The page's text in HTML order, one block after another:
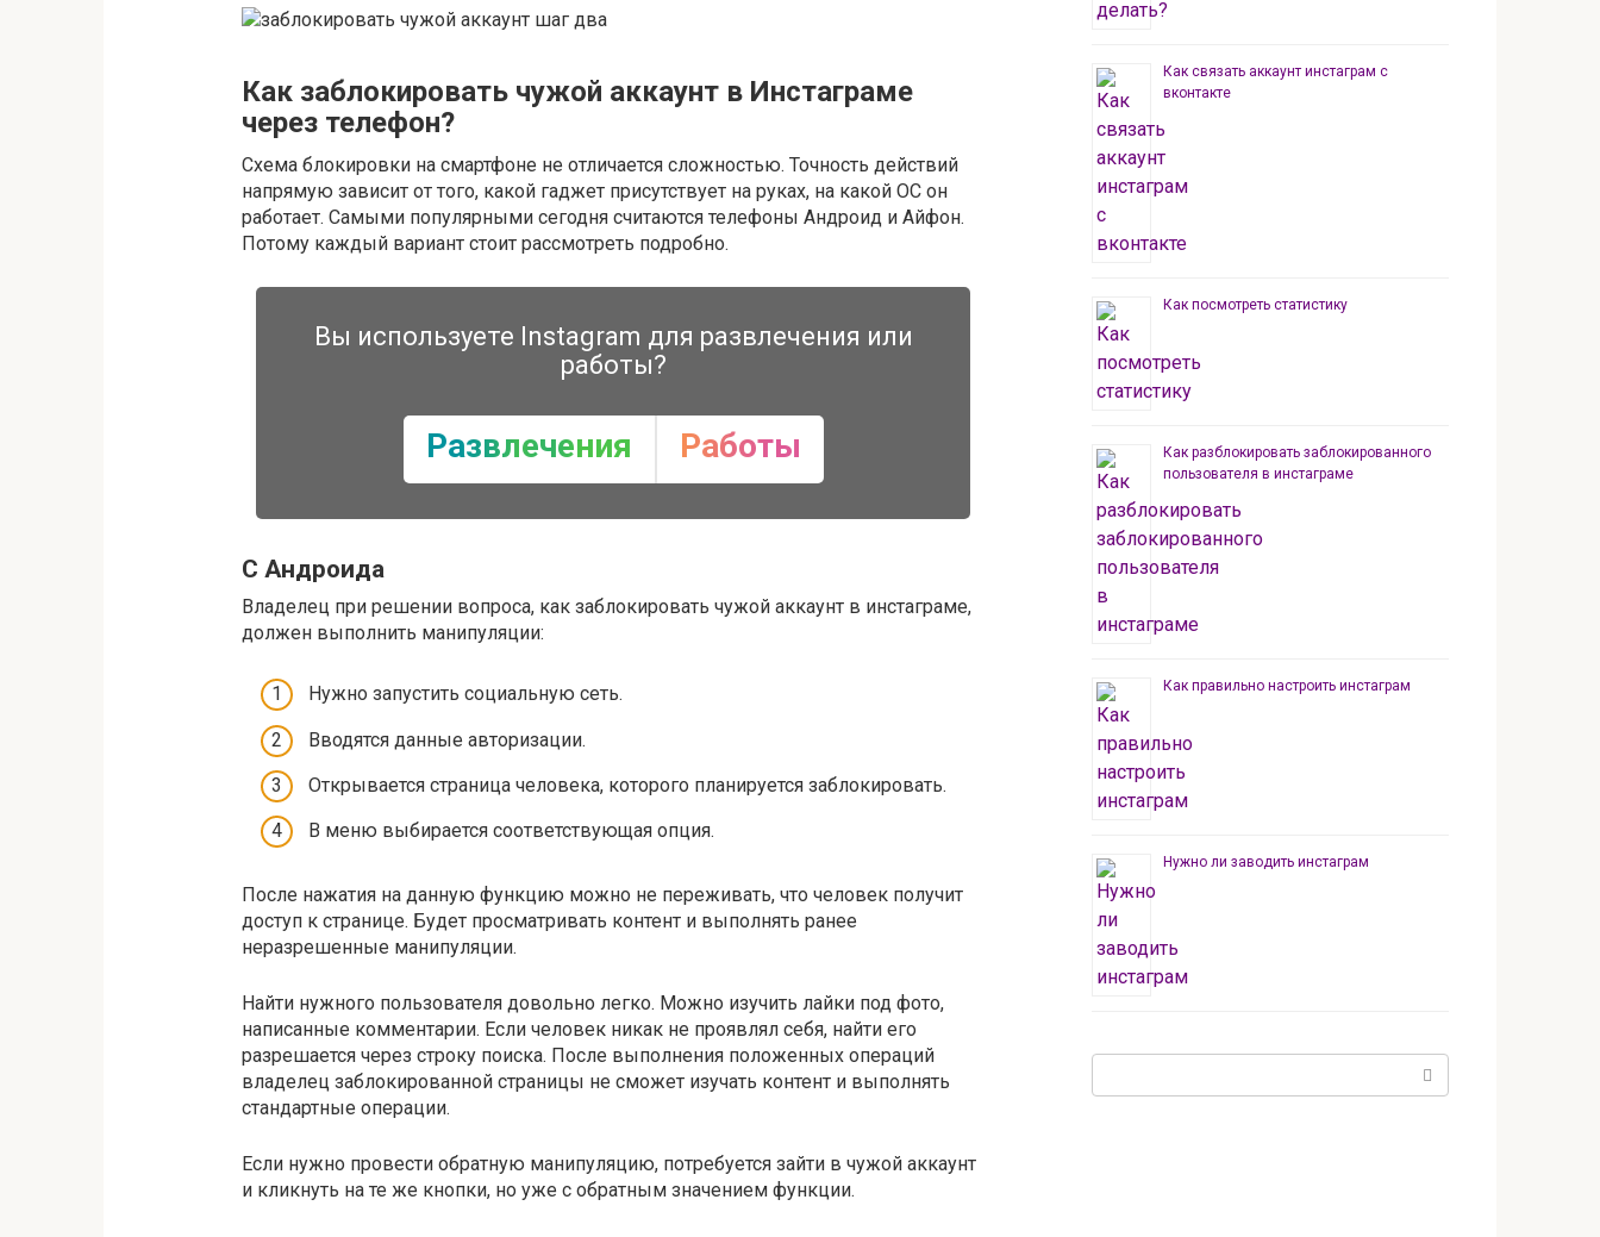
Как заблокировать чужой аккаунт в Инстаграме
через телефон?
Схема блокировки на смартфоне не отличается сложностью. Точность действий
напрямую зависит от того, какой гаджет присутствует на руках, на какой ОС он
работает. Самыми популярными сегодня считаются телефоны Андроид и Айфон.
Потому каждый вариант стоит рассмотреть подробно.
Вы используете Instagram для развлечения или
работы?
Развлечения Работы
С Андроида
Владелец при решении вопроса, как заблокировать чужой аккаунт в инстаграме,
должен выполнить манипуляции:
Нужно запустить социальную сеть.
Вводятся данные авторизации.
Открывается страница человека, которого планируется заблокировать.
В меню выбирается соответствующая опция.
После нажатия на данную функцию можно не переживать, что человек получит
доступ к странице. Будет просматривать контент и выполнять ранее
неразрешенные манипуляции.
Найти нужного пользователя довольно легко. Можно изучить лайки под фото,
написанные комментарии. Если человек никак не проявлял себя, найти его
разрешается через строку поиска. После выполнения положенных операций
владелец заблокированной страницы не сможет изучать контент и выполнять
стандартные операции.
Если нужно провести обратную манипуляцию, потребуется зайти в чужой аккаунт
и кликнуть на те же кнопки, но уже с обратным значением функции.
Как связать аккаунт инстаграм с
вконтакте
Как посмотреть статистику
Как разблокировать заблокированного
пользователя в инстаграме
Как правильно настроить инстаграм
Нужно ли заводить инстаграм